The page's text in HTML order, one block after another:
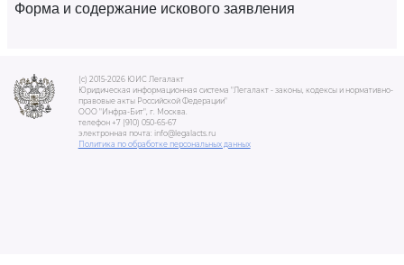
Форма и содержание искового заявления
(c) 2015-2026 ЮИС Легалакт
Юридическая информационная система "Легалакт - законы, кодексы и нормативно-
правовые акты Российской Федерации"
ООО "Инфра-Бит", г. Москва.
телефон +7 (910) 050-65-67
электронная почта: info@legalacts.ru
Политика по обработке персональных данных